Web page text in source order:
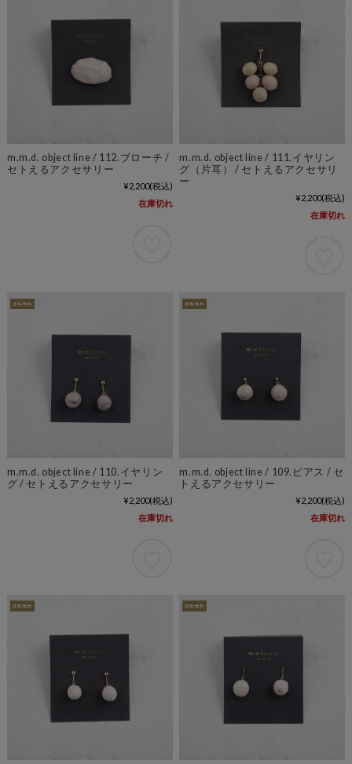
m.m.d. object line / 112.ブローチ /
セトえるアクセサリー
¥2,200(税込)
在庫切れ
m.m.d. object line / 111.イヤリン
グ（片耳） / セトえるアクセサリ
ー
¥2,200(税込)
在庫切れ
m.m.d. object line / 110.イヤリン
グ / セトえるアクセサリー
¥2,200(税込)
在庫切れ
m.m.d. object line / 109.ピアス / セ
トえるアクセサリー
¥2,200(税込)
在庫切れ